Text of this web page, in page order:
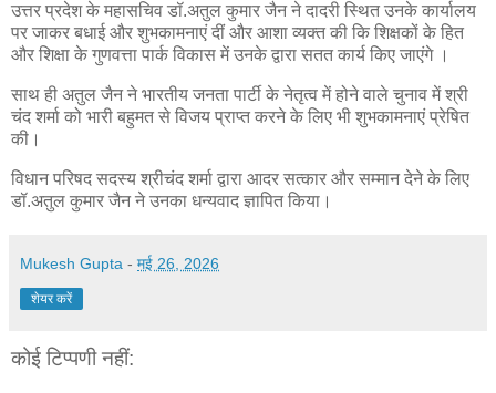
उत्तर प्रदेश के महासचिव डॉ.अतुल कुमार जैन ने दादरी स्थित उनके कार्यालय
पर जाकर बधाई और शुभकामनाएं दीं और आशा व्यक्त की कि शिक्षकों के हित
और शिक्षा के गुणवत्ता पार्क विकास में उनके द्वारा सतत कार्य किए जाएंगे ।
साथ ही अतुल जैन ने भारतीय जनता पार्टी के नेतृत्व में होने वाले चुनाव में श्री
चंद शर्मा को भारी बहुमत से विजय प्राप्त करने के लिए भी शुभकामनाएं प्रेषित
की।
विधान परिषद सदस्य श्रीचंद शर्मा द्वारा आदर सत्कार और सम्मान देने के लिए
डॉ.अतुल कुमार जैन ने उनका धन्यवाद ज्ञापित किया।
Mukesh Gupta - मई 26, 2026
शेयर करें
कोई टिप्पणी नहीं: